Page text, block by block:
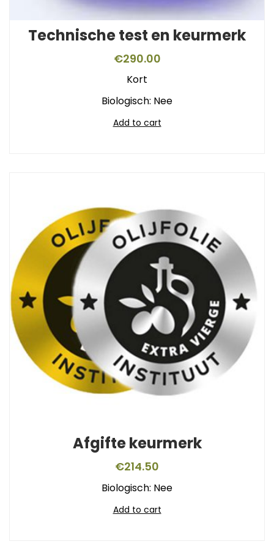
Technische test en keurmerk
€290.00
Kort
Biologisch: Nee
Add to cart
Afgifte keurmerk
€214.50
Biologisch: Nee
Add to cart